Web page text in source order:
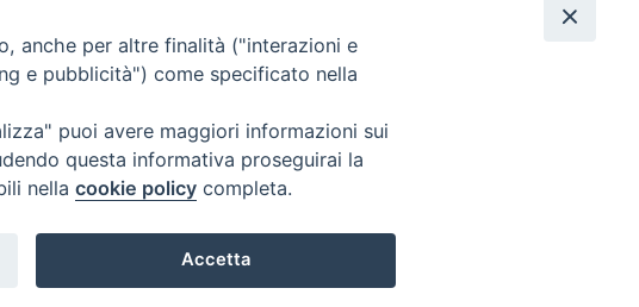
Privacy e cookie policy
anche per altre finalità ("interazioni e
e pubblicità") come specificato nella
puoi avere maggiori informazioni sui
questa informativa proseguirai la
nella cookie policy completa.
Accetta